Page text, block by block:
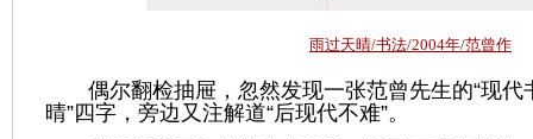
雨过天晴/书法/2004年/范曾作
偶尔翻检抽屉，忽然发现一张范曾先生的“现代
晴”四字，旁边又注解道“后现代不难”。